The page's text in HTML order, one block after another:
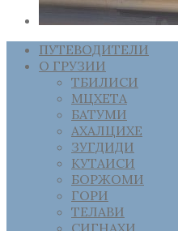
ПУТЕВОДИТЕЛИ
О ГРУЗИИ
ТБИЛИСИ
МЦХЕТА
БАТУМИ
АХАЛЦИХЕ
ЗУГДИДИ
КУТАИСИ
БОРЖОМИ
ГОРИ
ТЕЛАВИ
СИГНАХИ